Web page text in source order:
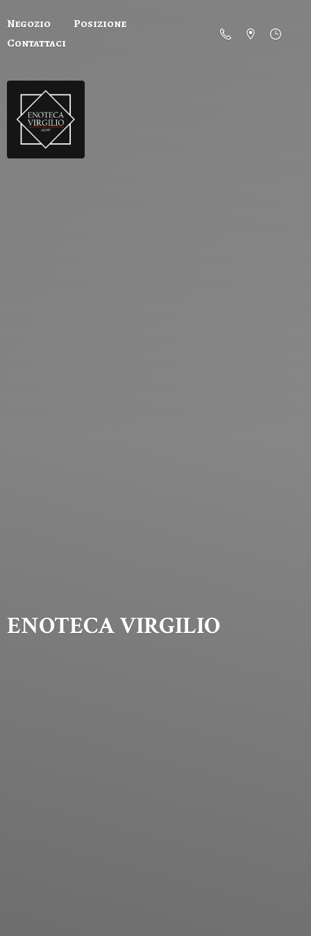
Negozio
Posizione
Contattaci
ENOTECA VIRGILIO